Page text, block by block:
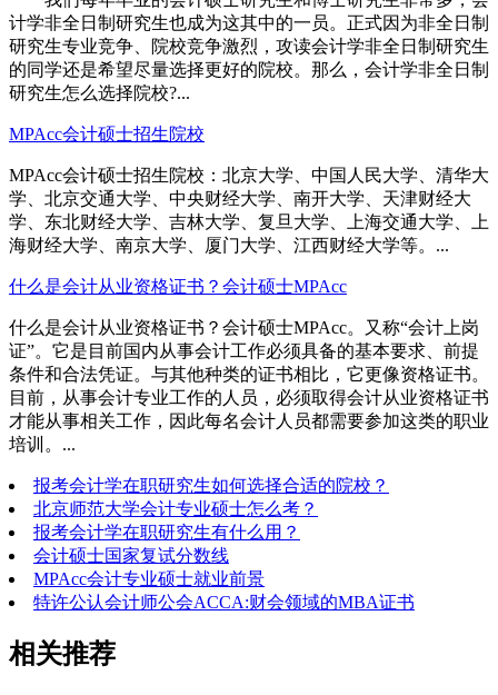
计学非全日制研究生也成为这其中的一员。正式因为非全日制
研究生专业竞争、院校竞争激烈，攻读会计学非全日制研究生
的同学还是希望尽量选择更好的院校。那么，会计学非全日制
研究生怎么选择院校?...
MPAcc会计硕士招生院校
MPAcc会计硕士招生院校：北京大学、中国人民大学、清华大
学、北京交通大学、中央财经大学、南开大学、天津财经大
学、东北财经大学、吉林大学、复旦大学、上海交通大学、上
海财经大学、南京大学、厦门大学、江西财经大学等。...
什么是会计从业资格证书？会计硕士MPAcc
什么是会计从业资格证书？会计硕士MPAcc。又称“会计上岗
证”。它是目前国内从事会计工作必须具备的基本要求、前提
条件和合法凭证。与其他种类的证书相比，它更像资格证书。
目前，从事会计专业工作的人员，必须取得会计从业资格证书
才能从事相关工作，因此每名会计人员都需要参加这类的职业
培训。...
报考会计学在职研究生如何选择合适的院校？
北京师范大学会计专业硕士怎么考？
报考会计学在职研究生有什么用？
会计硕士国家复试分数线
MPAcc会计专业硕士就业前景
特许公认会计师公会ACCA:财会领域的MBA证书
相关推荐